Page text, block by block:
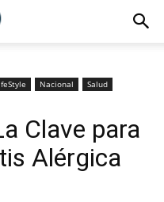
Nacional
Salud
Clave para
Alérgica